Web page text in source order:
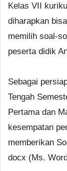
Kelas VII
diharapkan
memilih soal-
peserta didik
Sebagai
Tengah
Pertama dan
kesempatan
memberikan
docx (Ms.